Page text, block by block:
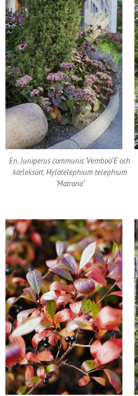
En, Juniperus communis ‘Vemboö’ E och
kärleksört, Hylotelephium telephium
‘Matrona’